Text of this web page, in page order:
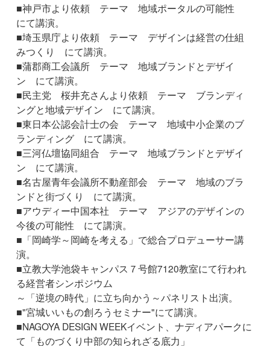
■神戸市より依頼 テーマ 地域ポータルの可能性
にて講演。
■埼玉県庁より依頼 テーマ デザインは経営の仕組
みつくり にて講演。
■蒲郡商工会議所 テーマ 地域ブランドとデザイ
ン にて講演。
■民主党 桜井充さんより依頼 テーマ ブランディ
ングと地域デザイン にて講演。
■東日本公認会計士の会 テーマ 地域中小企業のブ
ランディング にて講演。
■三河仏壇協同組合 テーマ 地域ブランドとデザイ
ン にて講演。
■名古屋青年会議所不動産部会 テーマ 地域のブラ
ンドと街づくり にて講演。
■アウディー中国本社 テーマ アジアのデザインの
今後の可能性 にて講演。
■「岡崎学～岡崎を考える」で総合プロデューサー講
演。
■立教大学池袋キャンパス７号館7120教室にて行われ
る経営者シンポジウム
～「逆境の時代」に立ち向かう～パネリスト出演。
■"宮城いいもの創ろうセミナー"にて講演。
■NAGOYA DESIGN WEEKイベント、ナディアパークに
て「ものづくり中部の知られざる底力」